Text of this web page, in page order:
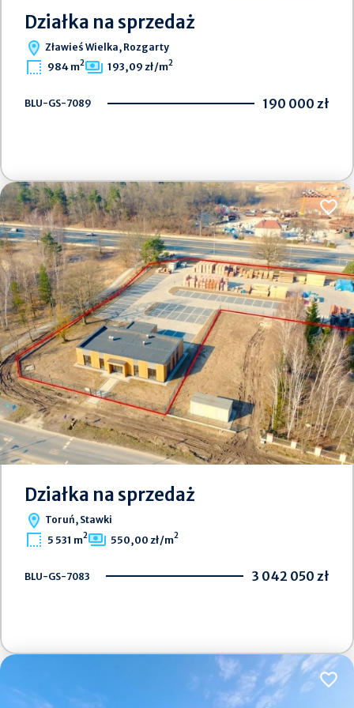
Działka na sprzedaż
Zławieś Wielka, Rozgarty
984 m2 193,09 zł/m2
BLU-GS-7089 190 000 zł
Działka na sprzedaż
Toruń, Stawki
5 531 m2 550,00 zł/m2
BLU-GS-7083 3 042 050 zł